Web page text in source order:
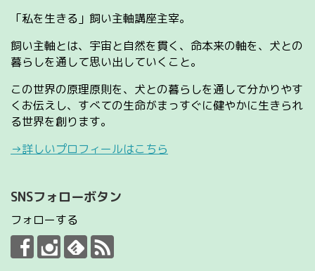
「私を生きる」飼い主軸講座主宰。
飼い主軸とは、宇宙と自然を貫く、命本来の軸を、犬との
暮らしを通して思い出していくこと。
この世界の原理原則を、犬との暮らしを通して分かりやす
くお伝えし、すべての生命がまっすぐに健やかに生きられ
る世界を創ります。
→詳しいプロフィールはこちら
SNSフォローボタン
フォローする